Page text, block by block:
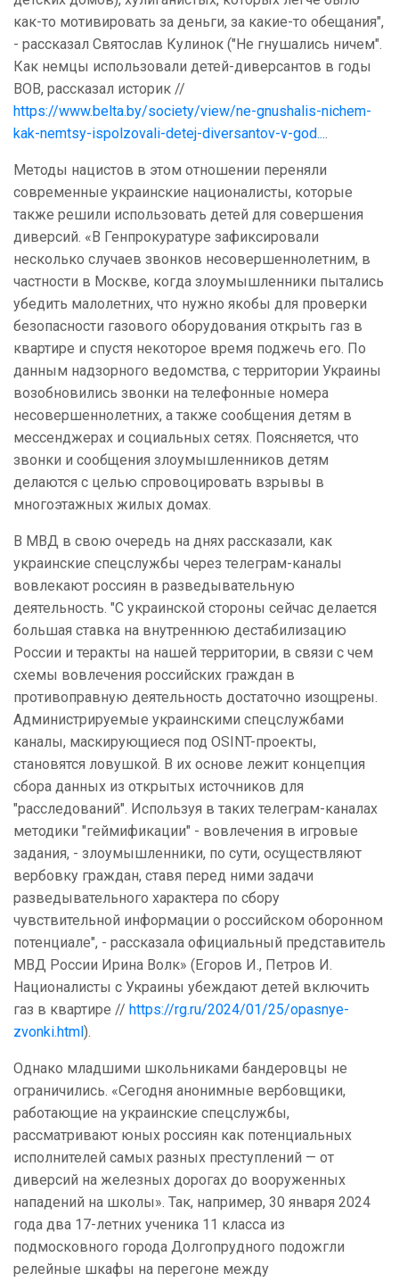
как-то мотивировать за деньги, за какие-то обещания",
- рассказал Святослав Кулинок ("Не гнушались ничем".
Как немцы использовали детей-диверсантов в годы
ВОВ, рассказал историк //
https://www.belta.by/society/view/ne-gnushalis-nichem-
kak-nemtsy-ispolzovali-detej-diversantov-v-god....
Методы нацистов в этом отношении переняли
современные украинские националисты, которые
также решили использовать детей для совершения
диверсий. «В Генпрокуратуре зафиксировали
несколько случаев звонков несовершеннолетним, в
частности в Москве, когда злоумышленники пытались
убедить малолетних, что нужно якобы для проверки
безопасности газового оборудования открыть газ в
квартире и спустя некоторое время поджечь его. По
данным надзорного ведомства, с территории Украины
возобновились звонки на телефонные номера
несовершеннолетних, а также сообщения детям в
мессенджерах и социальных сетях. Поясняется, что
звонки и сообщения злоумышленников детям
делаются с целью спровоцировать взрывы в
многоэтажных жилых домах.
В МВД в свою очередь на днях рассказали, как
украинские спецслужбы через телеграм-каналы
вовлекают россиян в разведывательную
деятельность. "С украинской стороны сейчас делается
большая ставка на внутреннюю дестабилизацию
России и теракты на нашей территории, в связи с чем
схемы вовлечения российских граждан в
противоправную деятельность достаточно изощрены.
Администрируемые украинскими спецслужбами
каналы, маскирующиеся под OSINT-проекты,
становятся ловушкой. В их основе лежит концепция
сбора данных из открытых источников для
"расследований". Используя в таких телеграм-каналах
методики "геймификации" - вовлечения в игровые
задания, - злоумышленники, по сути, осуществляют
вербовку граждан, ставя перед ними задачи
разведывательного характера по сбору
чувствительной информации о российском оборонном
потенциале", - рассказала официальный представитель
МВД России Ирина Волк» (Егоров И., Петров И.
Националисты с Украины убеждают детей включить
газ в квартире // https://rg.ru/2024/01/25/opasnye-
zvonki.html).
Однако младшими школьниками бандеровцы не
ограничились. «Сегодня анонимные вербовщики,
работающие на украинские спецслужбы,
рассматривают юных россиян как потенциальных
исполнителей самых разных преступлений — от
диверсий на железных дорогах до вооруженных
нападений на школы». Так, например, 30 января 2024
года два 17-летних ученика 11 класса из
подмосковного города Долгопрудного подожгли
релейные шкафы на перегоне между